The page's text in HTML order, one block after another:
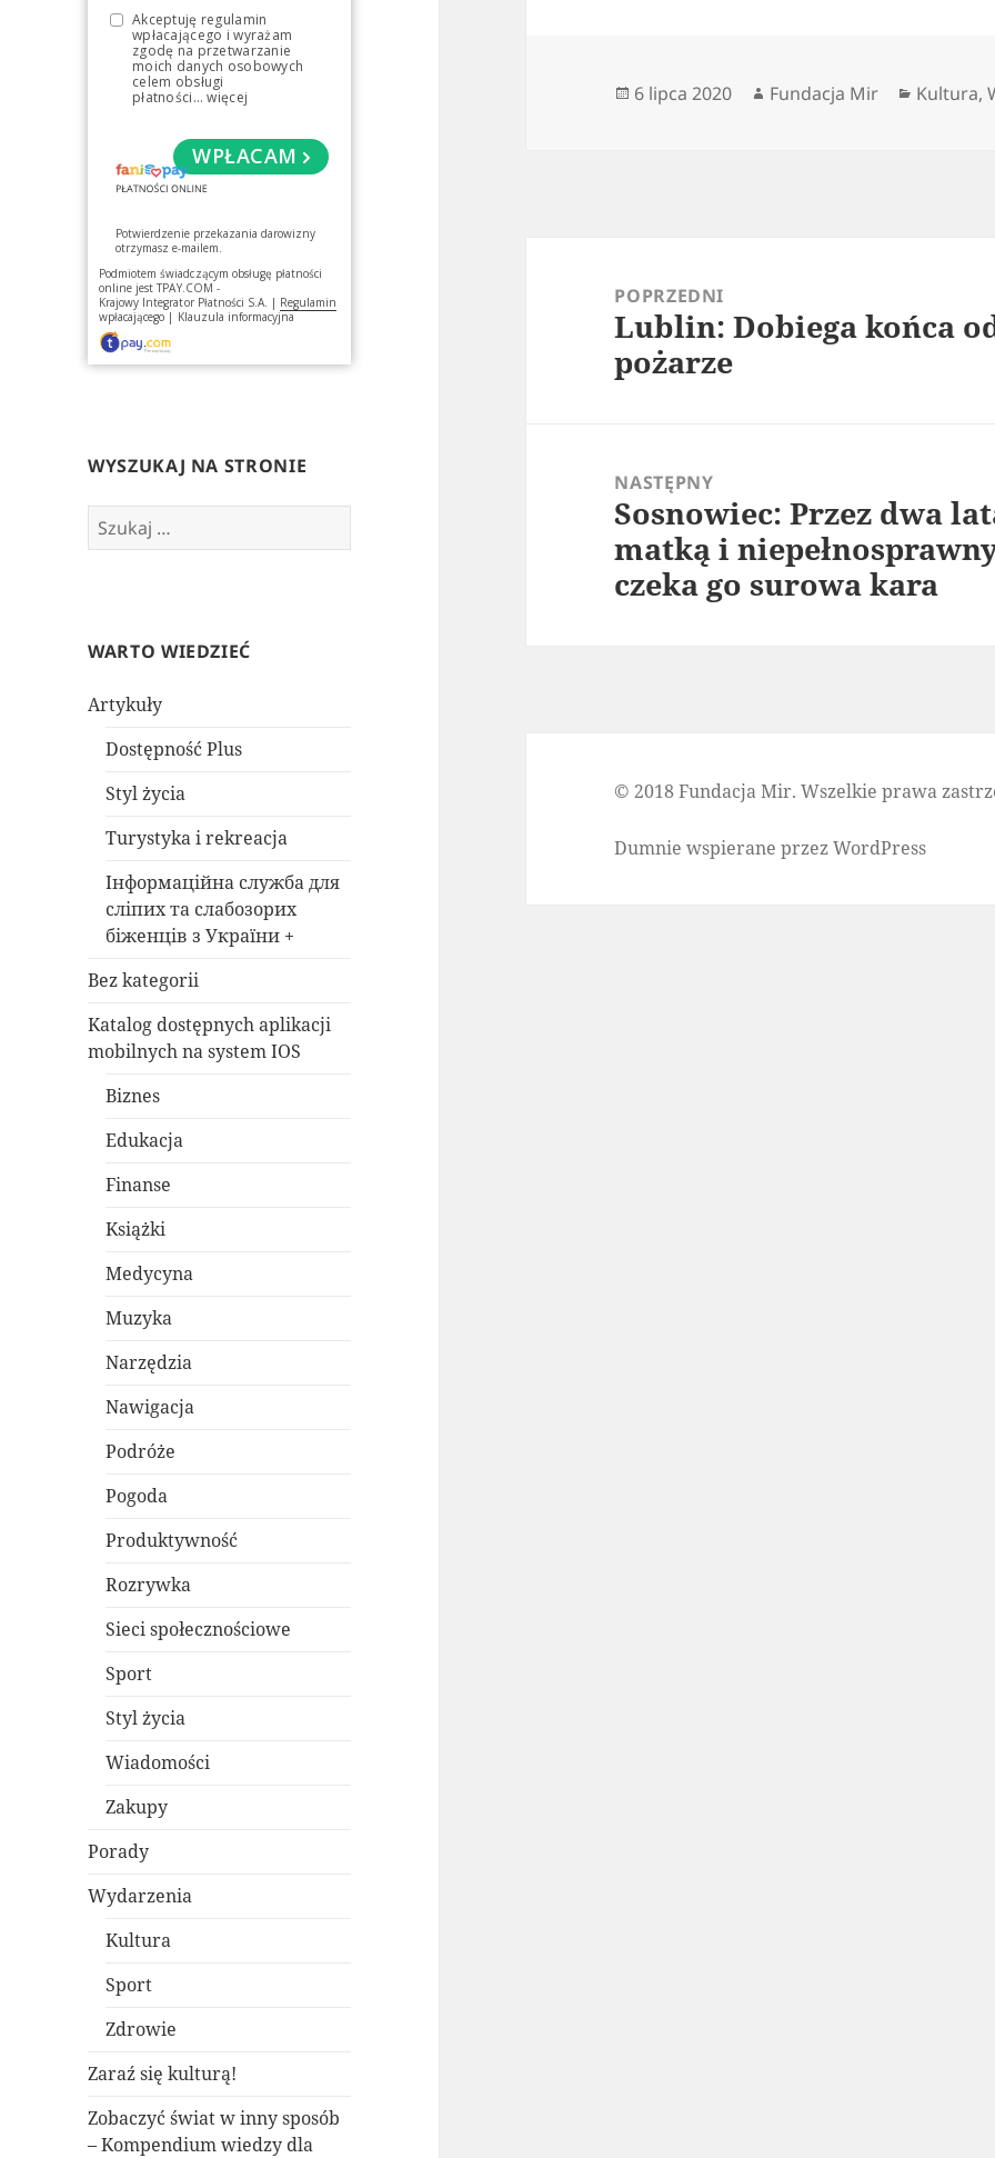
Akceptuję regulamin
wpłacającego i wyrażam
zgodę na przetwarzanie
moich danych osobowych
celem obsługi
płatności... więcej
WPŁACAM
Potwierdzenie przekazania darowizny
otrzymasz e-mailem.
Podmiotem świadczącym obsługę płatności
online jestTPAY.COM -
Krajowy Integrator Płatności S.A. | Regulamin
wpłacającego | Klauzula informacyjna
WYSZUKAJ NA STRONIE
Szukaj:
WARTO WIEDZIEĆ
Artykuły
Dostępność Plus
Styl życia
Turystyka i rekreacja
Інформаційна служба для
сліпих та слабозорих
біженців з України +
Bez kategorii
Katalog dostępnych aplikacji
mobilnych na system IOS
Biznes
Edukacja
Finanse
Książki
Medycyna
Muzyka
Narzędzia
Nawigacja
Podróże
Pogoda
Produktywność
Rozrywka
Sieci społecznościowe
Sport
Styl życia
Wiadomości
Zakupy
Porady
Wydarzenia
Kultura
Sport
Zdrowie
Zaraź się kulturą!
Zobaczyć świat w inny sposób
– Kompendium wiedzy dla
Data
6 lipca 2020 Autor
Fundacja Mir Kultura,
POPRZEDNI
Poprzedni
wpis:
Lublin: Dobiega końca
pożarze
NASTĘPNY
Następny
wpis:
Sosnowiec: Przez dwa
matką i
czeka go surowa kara
© 2018 Fundacja Mir. Wszelkie prawa
Dumnie wspierane przez WordPress